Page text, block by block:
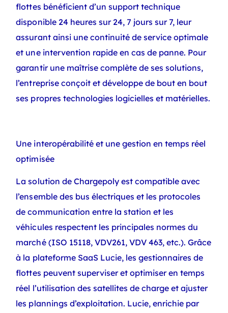
flottes bénéficient d’un support technique
disponible 24 heures sur 24, 7 jours sur 7, leur
assurant ainsi une continuité de service optimale
et une intervention rapide en cas de panne. Pour
garantir une maîtrise complète de ses solutions,
l’entreprise conçoit et développe de bout en bout
ses propres technologies logicielles et matérielles.
Une interopérabilité et une gestion en temps réel
optimisée
La solution de Chargepoly est compatible avec
l’ensemble des bus électriques et les protocoles
de communication entre la station et les
véhicules respectent les principales normes du
marché (ISO 15118, VDV261, VDV 463, etc.). Grâce
à la plateforme SaaS Lucie, les gestionnaires de
flottes peuvent superviser et optimiser en temps
réel l’utilisation des satellites de charge et ajuster
les plannings d’exploitation. Lucie, enrichie par